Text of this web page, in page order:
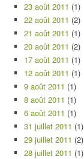
23 août 2011 (1)
22 août 2011 (2)
21 août 2011 (1)
20 août 2011 (2)
17 août 2011 (1)
12 août 2011 (1)
9 août 2011 (1)
8 août 2011 (1)
6 août 2011 (1)
31 juillet 2011 (1)
29 juillet 2011 (2)
28 juillet 2011 (1)